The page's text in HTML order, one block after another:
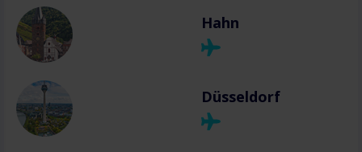
Hahn
Düsseldorf